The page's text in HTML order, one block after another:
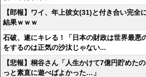
【郎報】ワイ、年上彼女(31)と付き合い完全
結果ｗｗｗ
石破、遂にキレる！「日本の財政は世界最悪
をするのは正気の沙汰じゃない...
【悲報】桐谷さん「人生かけて7億円貯めた
っと素直に遊べばよかった…」